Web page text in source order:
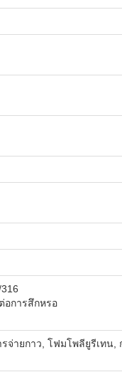
อการสึกหรอ
จ่ายกาว, โฟมโพลียูรีเทน,